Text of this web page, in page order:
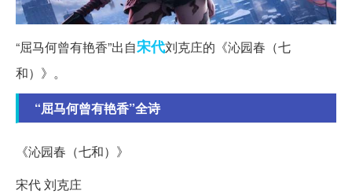
“屈马何曾有艳香”出自宋代刘克庄的《沁园春（七
和）》。
“屈马何曾有艳香”全诗
《沁园春（七和）》
宋代 刘克庄